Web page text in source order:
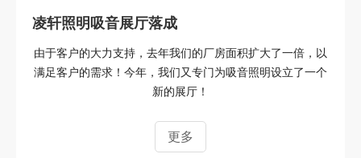
凌轩照明吸音展厅落成
由于客户的大力支持，去年我们的厂房面积扩大了一倍，以
满足客户的需求！今年，我们又专门为吸音照明设立了一个
新的展厅！
更多